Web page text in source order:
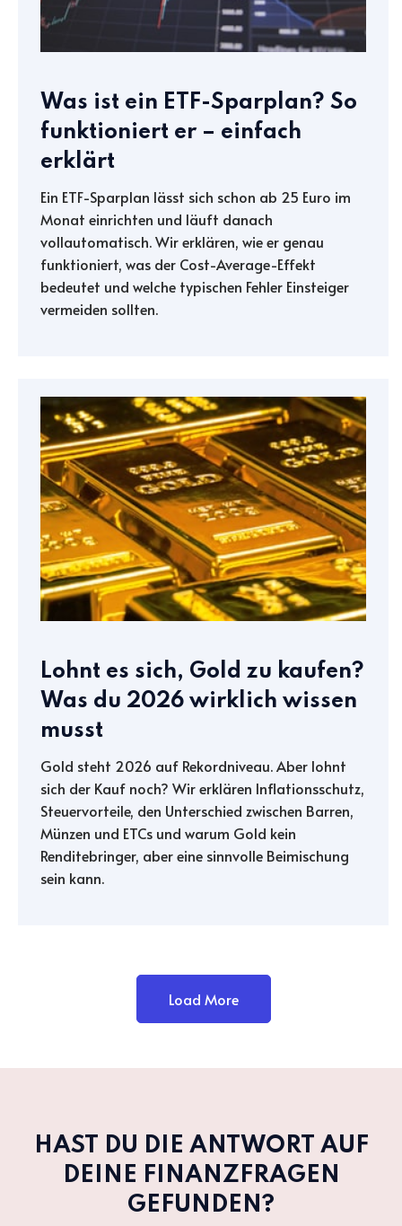
Was ist ein ETF-Sparplan? So
funktioniert er – einfach
erklärt
Ein ETF-Sparplan lässt sich schon ab 25 Euro im
Monat einrichten und läuft danach
vollautomatisch. Wir erklären, wie er genau
funktioniert, was der Cost-Average-Effekt
bedeutet und welche typischen Fehler Einsteiger
vermeiden sollten.
Lohnt es sich, Gold zu kaufen?
Was du 2026 wirklich wissen
musst
Gold steht 2026 auf Rekordniveau. Aber lohnt
sich der Kauf noch? Wir erklären Inflationsschutz,
Steuervorteile, den Unterschied zwischen Barren,
Münzen und ETCs und warum Gold kein
Renditebringer, aber eine sinnvolle Beimischung
sein kann.
Load More
HAST DU DIE ANTWORT AUF
DEINE FINANZFRAGEN
GEFUNDEN?